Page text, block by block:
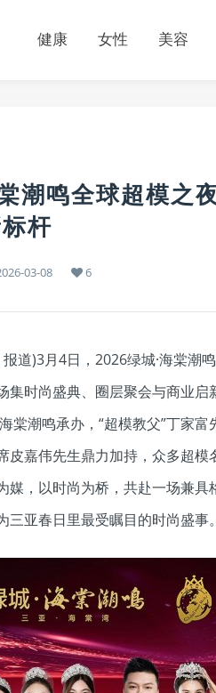
健康 女性 美容
潮鸣全球超模之
杆
03-08 6
道)3月4日，2026绿城·海棠潮
集时尚盛典、圈层聚会与商业
棠潮鸣承办，“超模教父”丁家
皮嘉伟先生鼎力加持，众多超
媒，以时尚为桥，共赴一场兼
亚春日里最受瞩目的时尚盛事。